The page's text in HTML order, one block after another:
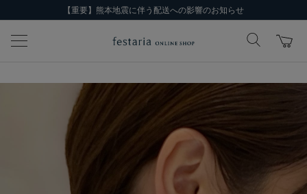
【重要】熊本地震に伴う配送への影響のお知らせ